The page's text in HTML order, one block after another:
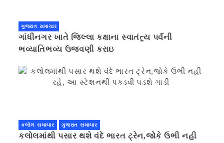
ગુજરાત સમાચાર
ગાંધીનગર ખાતે જિલ્લા કક્ષાના સ્વાતંત્ર્ય પર્વની
ભવ્યાતિભવ્ય ઉજવણી કરાઇ
કલોલ સમાચાર ગુજરાત સમાચાર
કલોલમાંથી પસાર થશે વંદે ભારત ટ્રેન,જોકે ઉભી નહી